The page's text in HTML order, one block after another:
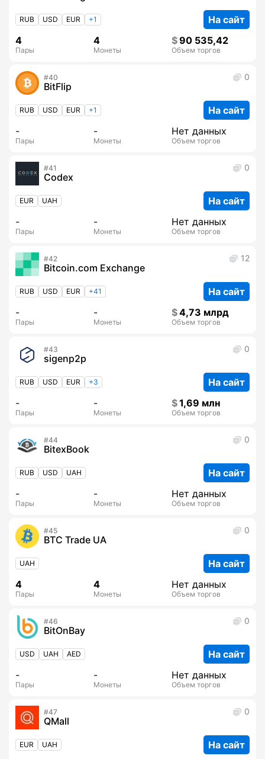
RUB USD EUR +1
На сайт
4
Пары
4
Монеты
90 535,42
Объем торгов
40
BitFlip
0
RUB USD EUR +1
На сайт
-
Пары
-
Монеты
Нет данных
Объем торгов
41
Codex
0
EUR UAH
На сайт
-
Пары
-
Монеты
Нет данных
Объем торгов
42
Bitcoin.com Exchange
12
RUB USD EUR +41
На сайт
-
Пары
-
Монеты
4,73 млрд
Объем торгов
43
sigenp2p
0
RUB USD EUR +3
На сайт
-
Пары
-
Монеты
1,69 млн
Объем торгов
44
BitexBook
0
RUB USD UAH
На сайт
-
Пары
-
Монеты
Нет данных
Объем торгов
45
BTC Trade UA
0
UAH
На сайт
4
Пары
4
Монеты
Нет данных
Объем торгов
46
BitOnBay
0
USD UAH AED
На сайт
-
Пары
-
Монеты
Нет данных
Объем торгов
47
QMall
0
EUR UAH
На сайт